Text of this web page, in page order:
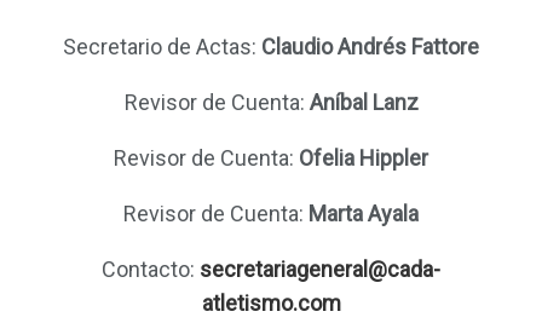
Secretario de Actas: Claudio Andrés Fattore
Revisor de Cuenta: Aníbal Lanz
Revisor de Cuenta: Ofelia Hippler
Revisor de Cuenta: Marta Ayala
Contacto: secretariageneral@cada-
atletismo.com